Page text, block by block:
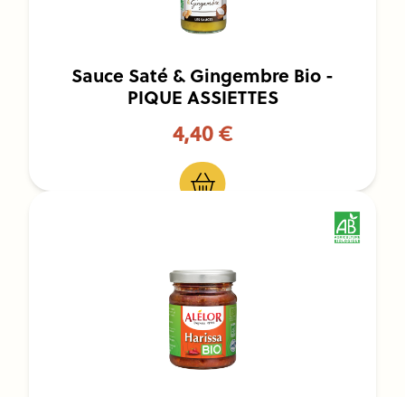
Sauce Saté & Gingembre Bio -
PIQUE ASSIETTES
4,40 €